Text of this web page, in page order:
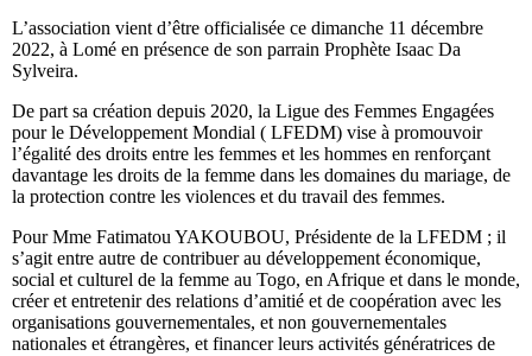
L’association vient d’être officialisée ce dimanche 11 décembre
2022, à Lomé en présence de son parrain Prophète Isaac Da
Sylveira.
De part sa création depuis 2020, la Ligue des Femmes Engagées
pour le Développement Mondial ( LFEDM) vise à promouvoir
l’égalité des droits entre les femmes et les hommes en renforçant
davantage les droits de la femme dans les domaines du mariage, de
la protection contre les violences et du travail des femmes.
Pour Mme Fatimatou YAKOUBOU, Présidente de la LFEDM ; il
s’agit entre autre de contribuer au développement économique,
social et culturel de la femme au Togo, en Afrique et dans le monde,
créer et entretenir des relations d’amitié et de coopération avec les
organisations gouvernementales, et non gouvernementales
nationales et étrangères, et financer leurs activités génératrices de